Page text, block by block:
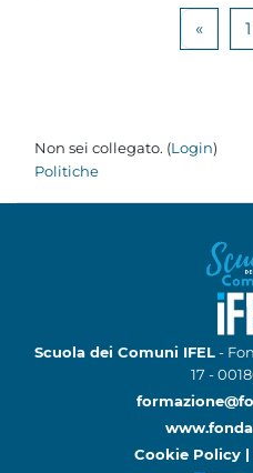
« 1
Non sei collegato. (Login)
Politiche
Scuola dei Comuni IFEL-
17 -
Cookie Policy |